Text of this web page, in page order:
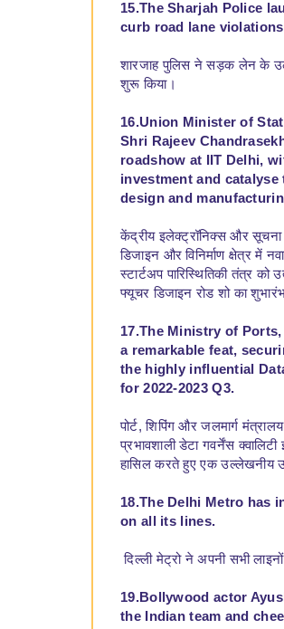
15.The Sharjah Police
curb road lane
शारजाह पुलिस ने सड़क लेन के
शुरू किया।
16.Union Minister of
Shri Rajeev
roadshow at IIT Delhi,
investment and
design and
केंद्रीय इलेक्ट्रॉनिक्स और सूचना
डिजाइन और विनिर्माण क्षेत्र में
स्टार्टअप पारिस्थितिकी तंत्र
फ्यूचर डिजाइन रोड शो का
17.The Ministry of
a remarkable feat,
the highly influential
for 2022-2023 Q3.
पोर्ट, शिपिंग और जलमार्ग
प्रभावशाली डेटा गवर्नेंस
हासिल करते हुए एक उल्लेखनीय
18.The Delhi Metro has
on all its lines.
दिल्ली मेट्रो ने अपनी सभी
19.Bollywood actor
the Indian team and